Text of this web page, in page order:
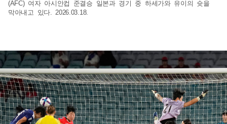
(AFC) 여자 아시안컵 준결승 일본과 경기 중 하세가와 유이의 슛을
막아내고 있다. 2026.03.18.